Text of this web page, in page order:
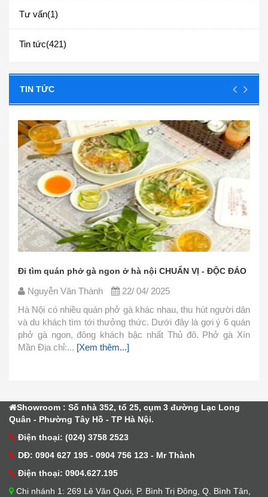
Tư vấn(1)
Tin tức(421)
TIN TỨC
ĐÁO
người dân
ý 6 quán
gà Xín
Các nguyên liệu nấu phở bò đơn giản, dễ tìm -
CHUẨN
Nguyễn Văn Thành
22/ 04/ 2025
Phở là món ăn thơm ngon nhưng lại khá đơn
cách chế biến. Hôm nay mình xin chia sẻ cách
đơn giản này và cùng vào bếp làm ngay với
Showroom : Số nhà 352, tổ 25, cụm 3 đường Lạc Long
Quân - Phường Tây Hồ - TP Hà Nội.
Điện thoại: (024) 3758 2523
DĐ: 0904 627 195 - 0904 756 123 - Mr Thành
Điện thoại: 0904.627.195
Chi nhánh 1: 269 Lê Văn Quới, P. Bình Trị Đông, Q. Bình Tân,